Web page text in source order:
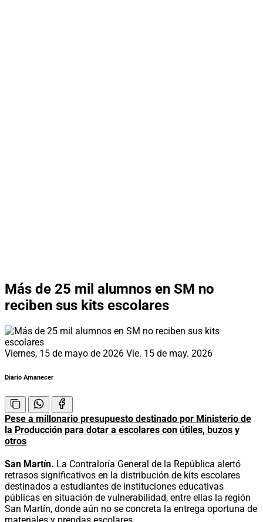
Más de 25 mil alumnos en SM no
reciben sus kits escolares
Viernes, 15 de mayo de 2026 Vie. 15 de may. 2026
Diario Amanecer
Pese a millonario presupuesto destinado por Ministerio de
la Producción para dotar a escolares con útiles, buzos y
otros
San Martín. La Contraloría General de la República alertó
retrasos significativos en la distribución de kits escolares
destinados a estudiantes de instituciones educativas
públicas en situación de vulnerabilidad, entre ellas la región
San Martín, donde aún no se concreta la entrega oportuna de